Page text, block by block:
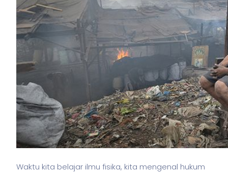
Waktu kita belajar ilmu fisika, kita mengenal hukum